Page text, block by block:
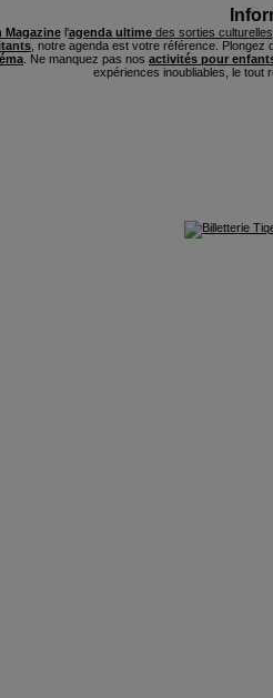
Magazinel'agenda ultimedes sorties culturelles
, notre agenda est votre référence. Plongez
. Ne manquez pas nos activités pour
expériences inoubliables, le tout